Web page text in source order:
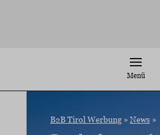
Menü
B2B Tirol Werbung» News»